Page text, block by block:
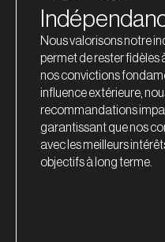
Nous valorisons notre
permet de rester fidèles
nos convictions
influence extérieure,
recommandations
garantissant que nos
avec les meilleurs
objectifs à long terme.